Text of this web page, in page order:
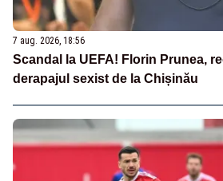
7 aug. 2026, 18:56
Scandal la UEFA! Florin Prunea,
derapajul sexist de la Chișinău